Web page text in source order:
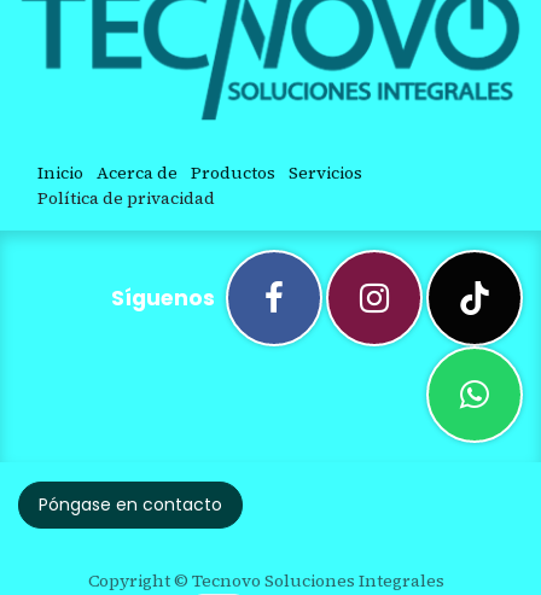
Inicio Acerca de Productos Servicios
Política de privacidad
Síguenos
Póngase en contacto
Copyright © Tecnovo Soluciones Integrales